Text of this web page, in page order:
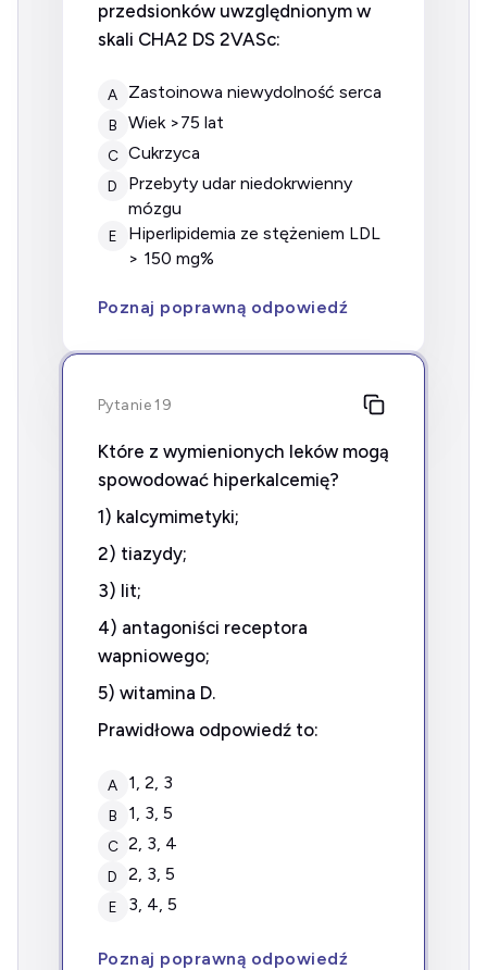
przedsionków uwzględnionym w
skali CHA2 DS 2VASc:
A zastoinowa niewydolność serca
B wiek >75 lat
C cukrzyca
D
przebyty udar niedokrwienny
mózgu
E
hiperlipidemia ze stężeniem LDL
> 150 mg%
Poznaj poprawną odpowiedź
Pytanie 19
Które z wymienionych leków mogą
spowodować hiperkalcemię?
1) kalcymimetyki;
2) tiazydy;
3) lit;
4) antagoniści receptora
wapniowego;
5) witamina D.
Prawidłowa odpowiedź to:
A 1, 2, 3
B 1, 3, 5
C 2, 3, 4
D 2, 3, 5
E 3, 4, 5
Poznaj poprawną odpowiedź